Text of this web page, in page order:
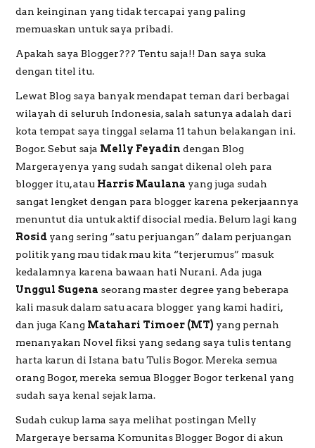
dan keinginan yang tidak tercapai yang paling
memuaskan untuk saya pribadi.
Apakah saya Blogger??? Tentu saja!! Dan saya suka
dengan titel itu.
Lewat Blog saya banyak mendapat teman dari berbagai
wilayah di seluruh Indonesia, salah satunya adalah dari
kota tempat saya tinggal selama 11 tahun belakangan ini.
Bogor. Sebut saja Melly Feyadin dengan Blog
Margerayenya yang sudah sangat dikenal oleh para
blogger itu, atau Harris Maulana yang juga sudah
sangat lengket dengan para blogger karena pekerjaannya
menuntut dia untuk aktif disocial media. Belum lagi kang
Rosid yang sering “satu perjuangan” dalam perjuangan
politik yang mau tidak mau kita “terjerumus” masuk
kedalamnya karena bawaan hati Nurani. Ada juga
Unggul Sugena seorang master degree yang beberapa
kali masuk dalam satu acara blogger yang kami hadiri,
dan juga Kang Matahari Timoer (MT) yang pernah
menanyakan Novel fiksi yang sedang saya tulis tentang
harta karun di Istana batu Tulis Bogor. Mereka semua
orang Bogor, mereka semua Blogger Bogor terkenal yang
sudah saya kenal sejak lama.
Sudah cukup lama saya melihat postingan Melly
Margeraye bersama Komunitas Blogger Bogor di akun